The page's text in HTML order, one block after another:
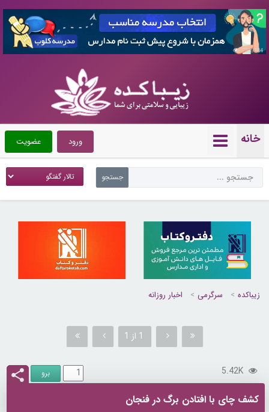
7359284
خانه عضویت ورود
زیباکده سرگرمی اخبار روزانه
1 از 1
5.42K
کشف چای با افتادن برگ در فنجان